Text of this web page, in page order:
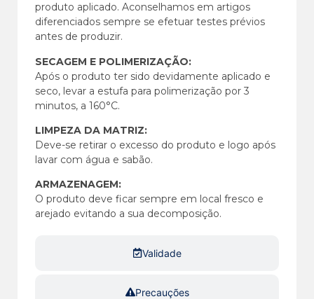
Validade
Precauções
produto aplicado. Aconselhamos em artigos
diferenciados sempre se efetuar testes prévios
antes de produzir.
SECAGEM E POLIMERIZAÇÃO:
Após o produto ter sido devidamente aplicado e
seco, levar a estufa para polimerização por 3
minutos, a 160°C.
LIMPEZA DA MATRIZ:
Deve-se retirar o excesso do produto e logo após
lavar com água e sabão.
ARMAZENAGEM:
O produto deve ficar sempre em local fresco e
arejado evitando a sua decomposição.